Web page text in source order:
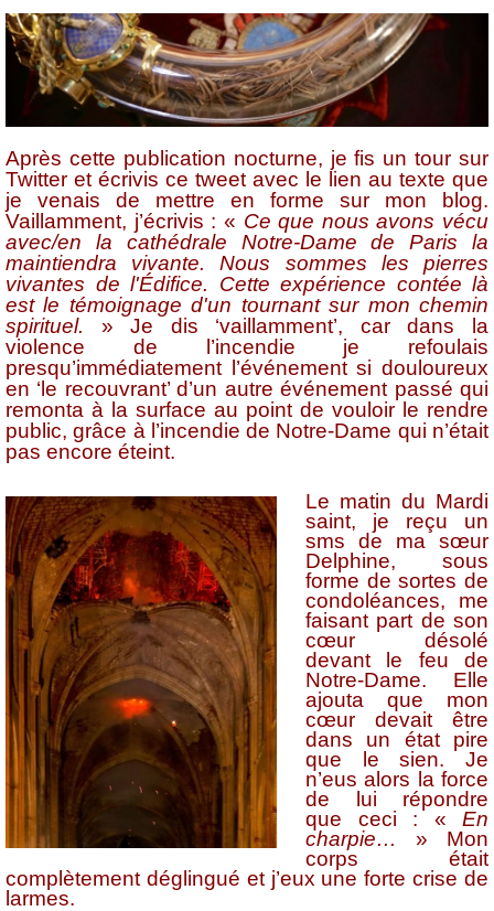
Après cette publication nocturne, je fis un tour sur
Twitter et écrivis ce tweet avec le lien au texte que
je venais de mettre en forme sur mon blog.
Vaillamment, j’écrivis : « Ce que nous avons vécu
avec/en la cathédrale Notre-Dame de Paris la
maintiendra vivante. Nous sommes les pierres
vivantes de l'Édifice. Cette expérience contée là
est le témoignage d'un tournant sur mon chemin
spirituel. » Je dis ‘vaillamment’, car dans la
violence de l’incendie je refoulais
presqu’immédiatement l’événement si douloureux
en ‘le recouvrant’ d’un autre événement passé qui
remonta à la surface au point de vouloir le rendre
public, grâce à l’incendie de Notre-Dame qui n’était
pas encore éteint.
Le matin du Mardi
saint, je reçu un
sms de ma sœur
Delphine, sous
forme de sortes de
condoléances, me
faisant part de son
cœur désolé
devant le feu de
Notre-Dame. Elle
ajouta que mon
cœur devait être
dans un état pire
que le sien. Je
n’eus alors la force
de lui répondre
que ceci : « En
charpie…» Mon
corps était
complètement déglingué et j’eux une forte crise de
larmes.